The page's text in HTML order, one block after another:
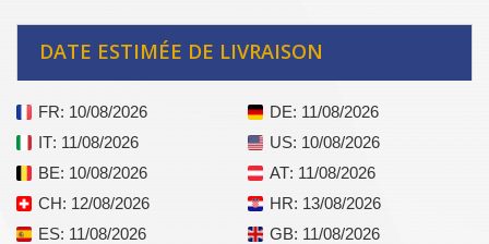
DATE ESTIMÉE DE LIVRAISON
FR: 10/08/2026 DE: 11/08/2026
IT: 11/08/2026 US: 10/08/2026
BE: 10/08/2026 AT: 11/08/2026
CH: 12/08/2026 HR: 13/08/2026
ES: 11/08/2026 GB: 11/08/2026